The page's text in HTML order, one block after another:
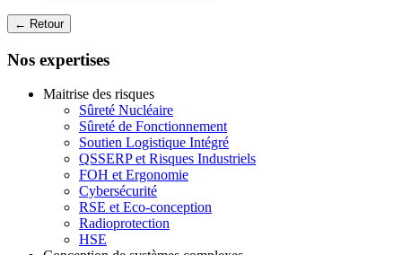
← Retour
Nos expertises
Maitrise des risques
Sûreté Nucléaire
Sûreté de Fonctionnement
Soutien Logistique Intégré
QSSERP et Risques Industriels
FOH et Ergonomie
Cybersécurité
RSE et Eco-conception
Radioprotection
HSE